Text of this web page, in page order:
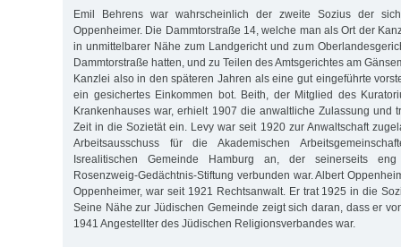
Emil Behrens war wahrscheinlich der zweite Sozius der
Oppenheimer. Die Dammtorstraße 14, welche man als Ort der
in unmittelbarer Nähe zum Landgericht und zum
Dammtorstraße hatten, und zu Teilen des Amtsgerichtes am
Kanzlei also in den späteren Jahren als eine gut eingeführte
ein gesichertes Einkommen bot. Beith, der Mitglied des
Krankenhauses war, erhielt 1907 die anwaltliche Zulassung und
Zeit in die Sozietät ein. Levy war seit 1920 zur Anwaltschaft
Arbeitsausschuss für die Akademischen
Isrealitischen Gemeinde Hamburg an, der seinerseits
Rosenzweig-Gedächtnis-Stiftung verbunden war. Albert
Oppenheimer, war seit 1921 Rechtsanwalt. Er trat 1925 in die
Seine Nähe zur Jüdischen Gemeinde zeigt sich daran, dass er
1941 Angestellter des Jüdischen Religionsverbandes war.